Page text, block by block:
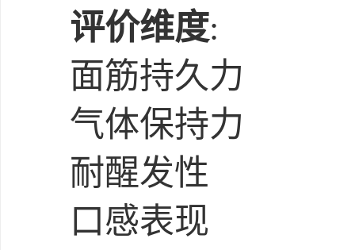
评价维度:
面筋持久力
气体保持力
耐醒发性
口感表现